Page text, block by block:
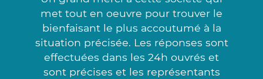
met tout en oeuvre pour trouver le
bienfaisant le plus accoutumé à la
situation précisée. Les réponses sont
effectuées dans les 24h ouvrés et
sont précises et les représentants